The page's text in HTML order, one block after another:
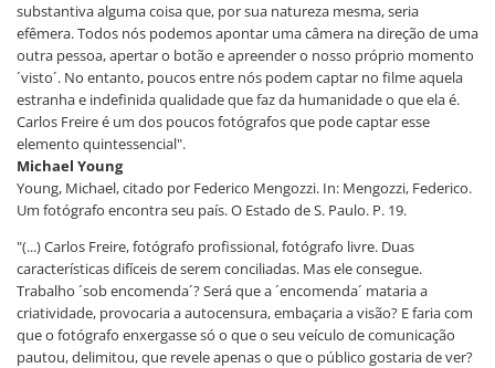
substantiva alguma coisa que, por sua natureza mesma, seria
efêmera. Todos nós podemos apontar uma câmera na direção de uma
outra pessoa, apertar o botão e apreender o nosso próprio momento
´visto´. No entanto, poucos entre nós podem captar no filme aquela
estranha e indefinida qualidade que faz da humanidade o que ela é.
Carlos Freire é um dos poucos fotógrafos que pode captar esse
elemento quintessencial".
Michael Young
Young, Michael, citado por Federico Mengozzi. In: Mengozzi, Federico.
Um fotógrafo encontra seu país. O Estado de S. Paulo. P. 19.
"(...) Carlos Freire, fotógrafo profissional, fotógrafo livre. Duas
características difíceis de serem conciliadas. Mas ele consegue.
Trabalho ´sob encomenda´? Será que a ´encomenda´ mataria a
criatividade, provocaria a autocensura, embaçaria a visão? E faria com
que o fotógrafo enxergasse só o que o seu veículo de comunicação
pautou, delimitou, que revele apenas o que o público gostaria de ver?